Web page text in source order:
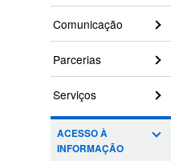
Comunicação
Parcerias
Serviços
ACESSO À
INFORMAÇÃO